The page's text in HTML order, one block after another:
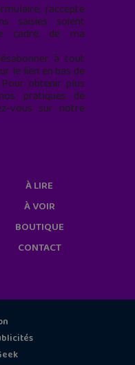
j’accepte
saisies soient
cadre de ma
à tout
le lien en bas de
obtenir plus
pratiques de
vous sur notre
À LIRE
À VOIR
BOUTIQUE
CONTACT